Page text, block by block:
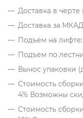
Доставка в черте
Доставка за
Подъем на лифте:
Подъем по
Вынос упаковки
Стоимость
4% Возможны
Стоимость